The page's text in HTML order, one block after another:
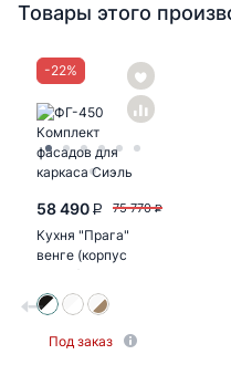
Товары этого
-22%
58 490 P 75 770 P
Кухня "Прага"
венге (корпус
Под заказ